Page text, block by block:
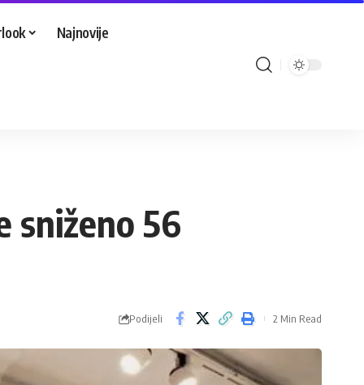
Najnovije
sniženo 56
Podijeli 2 Min Read